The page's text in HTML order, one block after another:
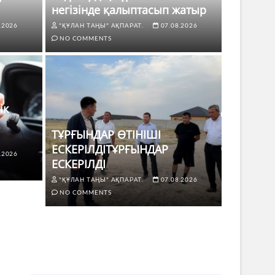
жүргізушілері үшін не
NO COMMENTS
негізінде қалыптасып жатыр
"ҚҰЛАН ТАҢЫ" АҚПАРАТ.
07.08.2026
NO COMMENTS
ТҰРҒЫНДАР ӨТІНІШІ
ЕСКЕРІЛДІТҰРҒЫНДАР
ЕСКЕРІЛДІ
"ҚҰЛАН ТАҢЫ" АҚПАРАТ.
07.08.2026
NO COMMENTS